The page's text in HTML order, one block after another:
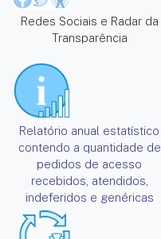
Redes Sociais e Radar da
Transparência
Relatório anual estatístico
contendo a quantidade de
pedidos de acesso
recebidos, atendidos,
indeferidos e genéricas